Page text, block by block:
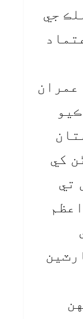
جي
عمران
کي
تي